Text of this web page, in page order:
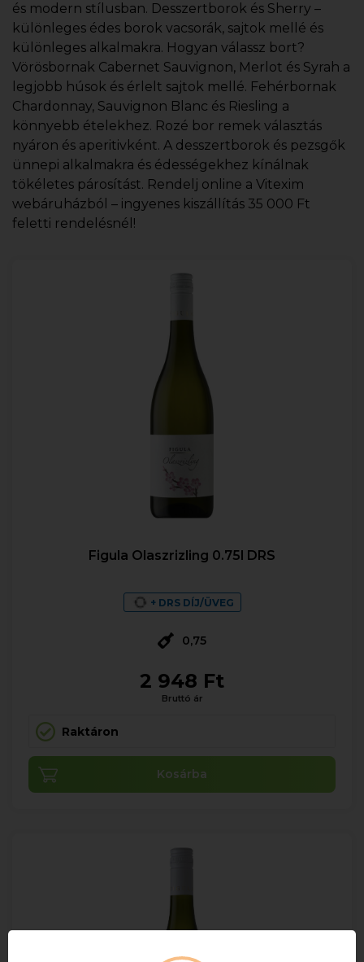
és modern stílusban. Desszertborok és Sherry –
különleges édes borok vacsorák, sajtok mellé és
különleges alkalmakra. Hogyan válassz bort?
Vörösbornak Cabernet Sauvignon, Merlot és Syrah a
legjobb húsok és érlelt sajtok mellé. Fehérbornak
Chardonnay, Sauvignon Blanc és Riesling a
könnyebb ételekhez. Rozé bor remek választás
nyáron és aperitivként. A desszertborok és pezsgők
ünnepi alkalmakra és édességekhez kínálnak
tökéletes párosítást. Rendelj online a Vitexim
webáruházból – ingyenes kiszállítás 35 000 Ft
feletti rendelésnél!
Figula Olaszrizling 0.75l DRS
+ DRS DÍJ/ÜVEG
0,75
2 948 Ft
Bruttó ár
Raktáron
Kosárba